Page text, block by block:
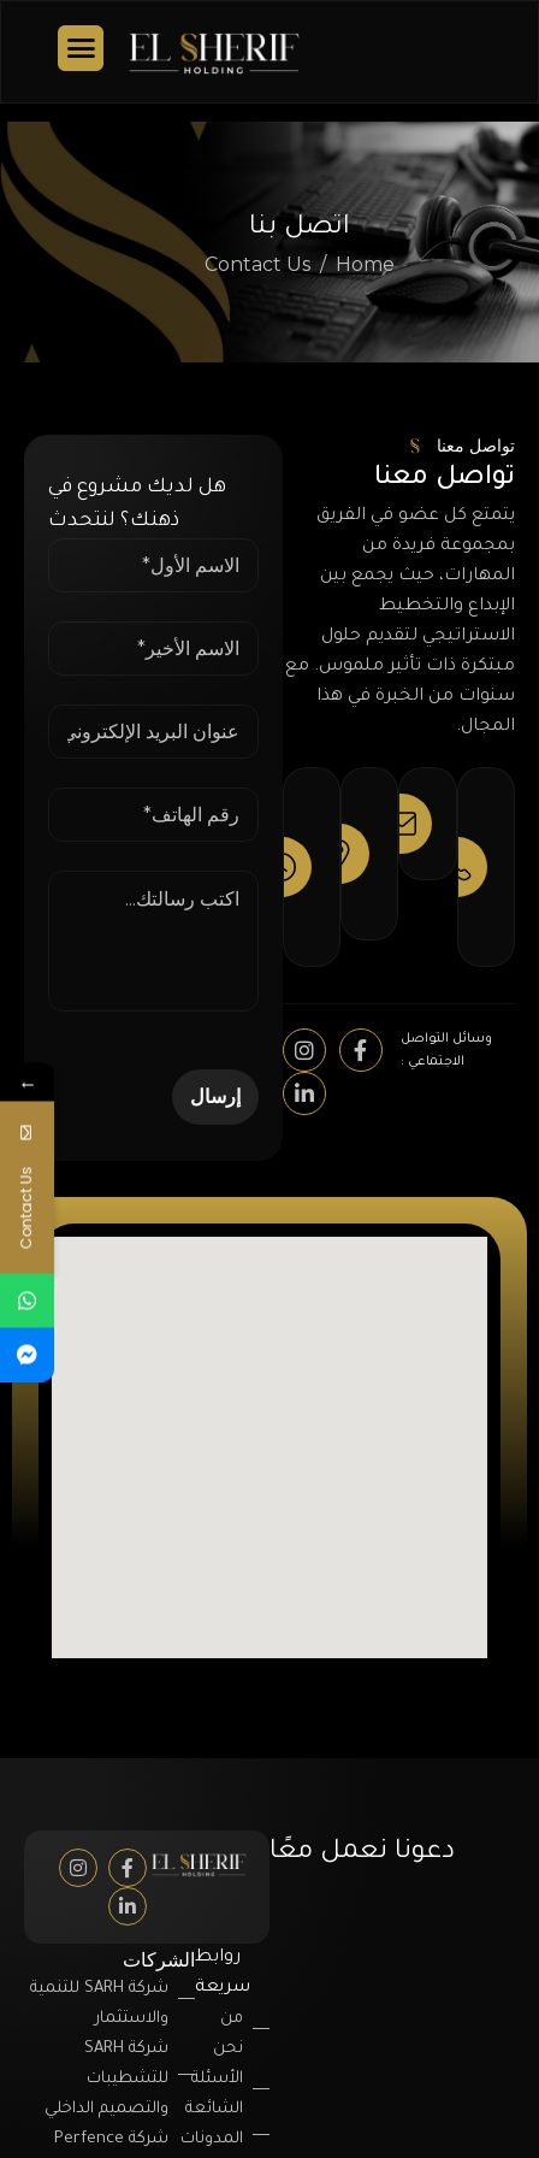
اتصل بنا
Home
Contact Us
تواصل معنا
تواصل معنا
يتمتع كل عضو في الفريق
بمجموعة فريدة من
المهارات، حيث يجمع بين
الإبداع والتخطيط
الاستراتيجي لتقديم حلول
مبتكرة ذات تأثير ملموس. مع
سنوات من الخبرة في هذا
المجال.
الهاتف
info@elsherifholding.com
مدينة
الشروق،
القاهرة
مواعيد
العمل
09am-
وسائل التواصل
الاجتماعي :
هل لديك مشروع في
ذهنك؟ لنتحدث
دعونا نعمل معًا
روابط
سريعة
من
نحن
الأسئلة
الشائعة
المدونات
الشركات
شركة SARH للتنمية
والاستثمار
شركة SARH
للتشطيبات
والتصميم الداخلي
شركة Perfence
←
Contact Us